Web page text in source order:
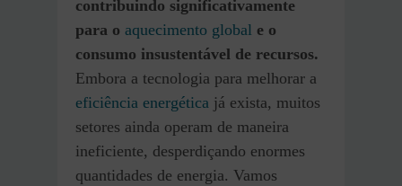
contribuindo significativamente
para o aquecimento global e o
consumo insustentável de recursos.
Embora a tecnologia para melhorar a
eficiência energética já exista, muitos
setores ainda operam de maneira
ineficiente, desperdiçando enormes
quantidades de energia. Vamos